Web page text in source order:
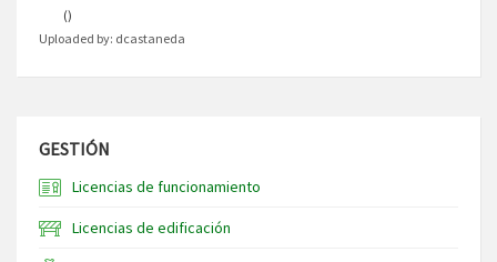
()
Uploaded by: dcastaneda
GESTIÓN
Licencias de funcionamiento
Licencias de edificación